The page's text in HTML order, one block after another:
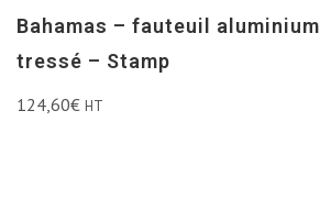
Bahamas – fauteuil aluminium
tressé – Stamp
124,60€ HT